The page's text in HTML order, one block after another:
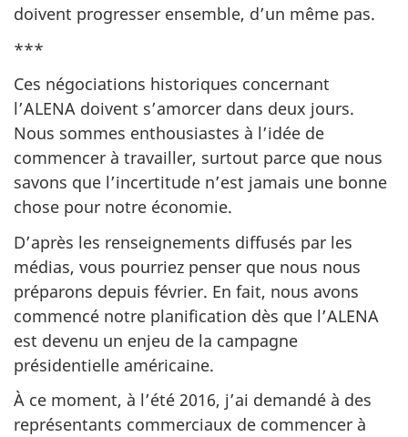
doivent progresser ensemble, d’un même pas.
***
Ces négociations historiques concernant
l’ALENA doivent s’amorcer dans deux jours.
Nous sommes enthousiastes à l’idée de
commencer à travailler, surtout parce que nous
savons que l’incertitude n’est jamais une bonne
chose pour notre économie.
D’après les renseignements diffusés par les
médias, vous pourriez penser que nous nous
préparons depuis février. En fait, nous avons
commencé notre planification dès que l’ALENA
est devenu un enjeu de la campagne
présidentielle américaine.
À ce moment, à l’été 2016, j’ai demandé à des
représentants commerciaux de commencer à